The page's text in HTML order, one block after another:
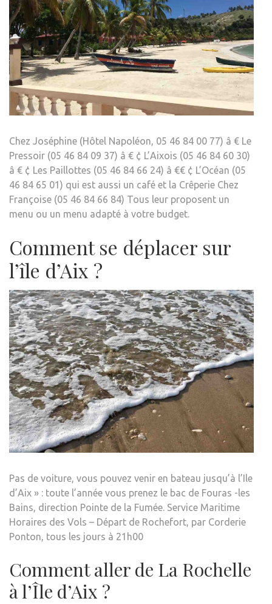
Chez Joséphine (Hôtel Napoléon, 05 46 84 00 77) â € Le
Pressoir (05 46 84 09 37) â € ¢ L’Aixois (05 46 84 60 30)
â € ¢ Les Paillottes (05 46 84 66 24) â €€ ¢ L’Océan (05
46 84 65 01) qui est aussi un café et la Crêperie Chez
Françoise (05 46 84 66 84) Tous leur proposent un
menu ou un menu adapté à votre budget.
Comment se déplacer sur
l’île d’Aix ?
Pas de voiture, vous pouvez venir en bateau jusqu’à l’Ile
d’Aix » : toute l’année vous prenez le bac de Fouras -les
Bains, direction Pointe de la Fumée. Service Maritime
Horaires des Vols – Départ de Rochefort, par Corderie
Ponton, tous les jours à 21h00
Comment aller de La Rochelle
à l’Île d’Aix ?